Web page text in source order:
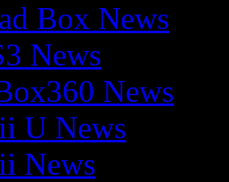
Box News
News
News
U News
News